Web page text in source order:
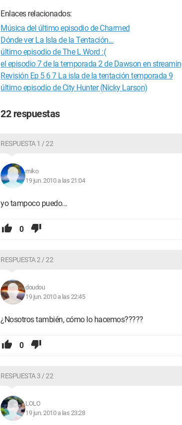
Enlaces relacionados:
Música del último episodio de Charmed
Dónde ver La Isla de la Tentación...
último episodio de The L Word :(
el episodio 7 de la temporada 2 de Dawson en
Revisión Ep 5 6 7 La isla de la tentación temporada 9
último episodio de City Hunter (Nicky Larson)
22 respuestas
RESPUESTA 1 / 22
miko
19 jun. 2010 a las 21:04
yo tampoco puedo...
0
RESPUESTA 2 / 22
doudou
19 jun. 2010 a las 22:45
¿Nosotros también, cómo lo hacemos?????
0
RESPUESTA 3 / 22
LOLO
19 jun. 2010 a las 23:28